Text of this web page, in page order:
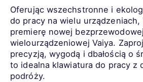
Oferując wszechstronne i
do pracy na wielu urządzeniach,
premierę nowej
wielourządzeniowej Vaiya.
precyzją, wygodą i dbałością o
to idealna klawiatura do pracy z
podróży.